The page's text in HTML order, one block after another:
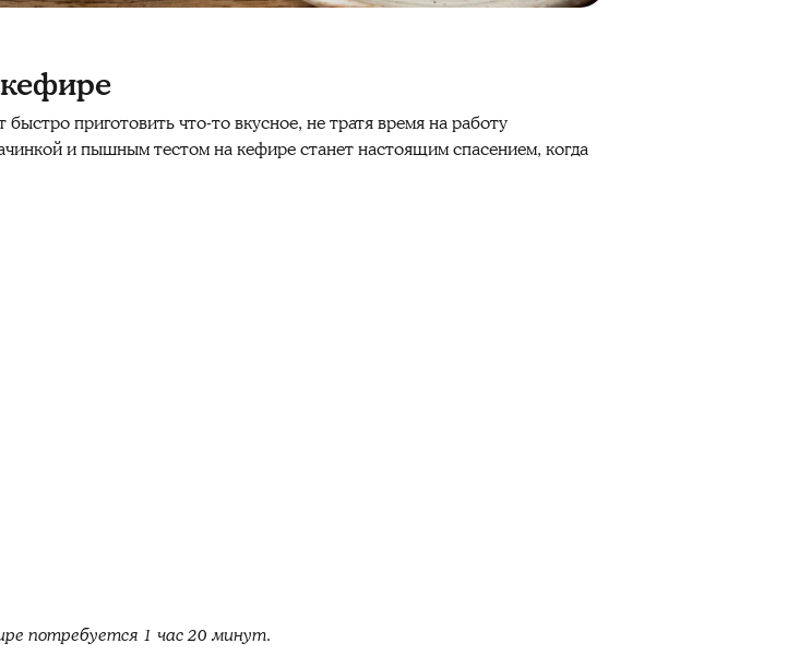
приготовить что-то вкусное, не тратя время на работу
и пышным тестом на кефире станет настоящим спасением, когда
потребуется 1 час 20 минут.